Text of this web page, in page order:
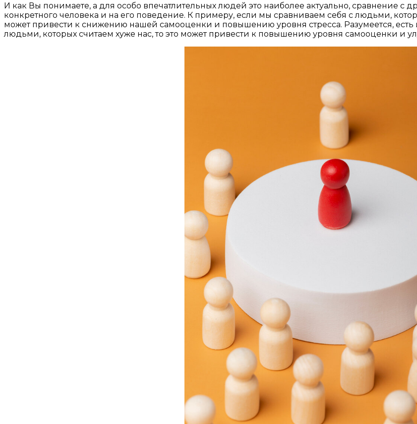
И как Вы понимаете, а для особо впечатлительных людей это наиболее актуально, сравнение
конкретного человека и на его поведение. К примеру, если мы сравниваем себя с людьми,
может привести к снижению нашей самооценки и повышению уровня стресса. Разумеется,
людьми, которых считаем хуже нас, то это может привести к повышению уровня самооценки и